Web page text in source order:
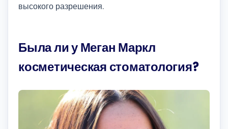
высокого разрешения.
Была ли у Меган Маркл
косметическая стоматология?